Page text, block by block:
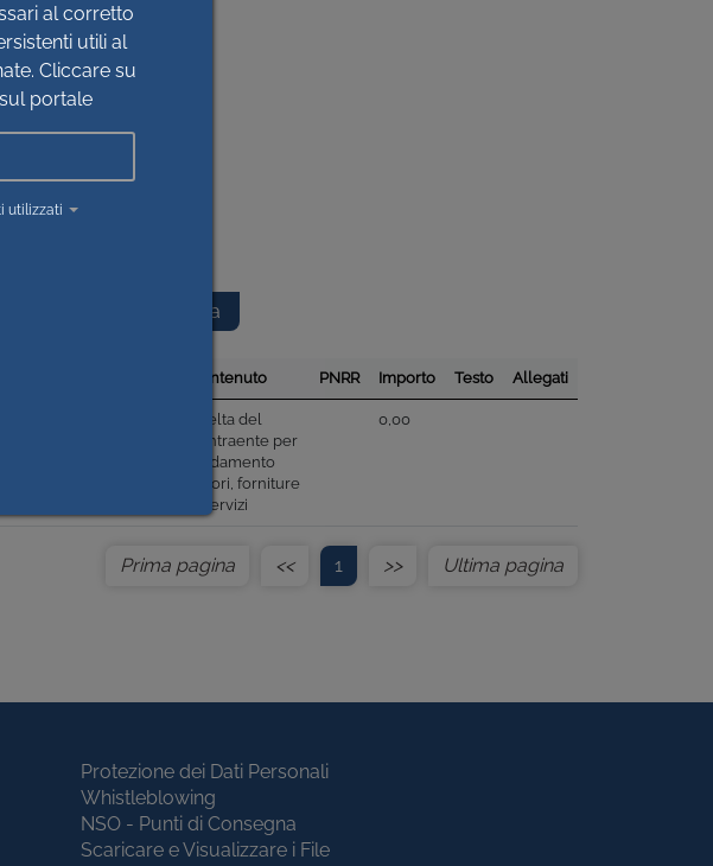
Contenuto PNRR Importo Testo Allegati
Scelta del
contraente per
affidamento
lavori, forniture
e servizi
0,00
Prima pagina << 1 >> Ultima pagina
Protezione dei Dati Personali
Whistleblowing
NSO - Punti di Consegna
Scaricare e Visualizzare i File
al corretto
utili al
Cliccare su
portale
utilizzati